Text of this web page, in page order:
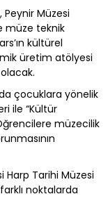
Peynir Müzesi
müze teknik
kültürel
üretim atölyesi
çocuklara yönelik
ile “Kültür
müzecilik
Harp Tarihi Müzesi
noktalarda